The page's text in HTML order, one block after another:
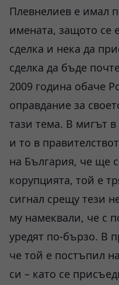
Плевнелиев е имал
имената, защото се
сделка и нека да
сделка да бъде
2009 година обаче
оправдание за
тази тема. В мигът
и то в
на България, че ще
корупцията, той е
сигнал срещу тези
му намеквали, че с
уредят по-бързо. В
че той е постъпил
си – като се